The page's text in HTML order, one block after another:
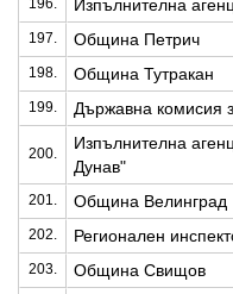
196. Изпълнителна
197. Община Петрич
198. Община Тутракан
199. Държавна комисия
200.
Изпълнителна
Дунав"
201. Община Велинград
202. Регионален
203. Община Свищов